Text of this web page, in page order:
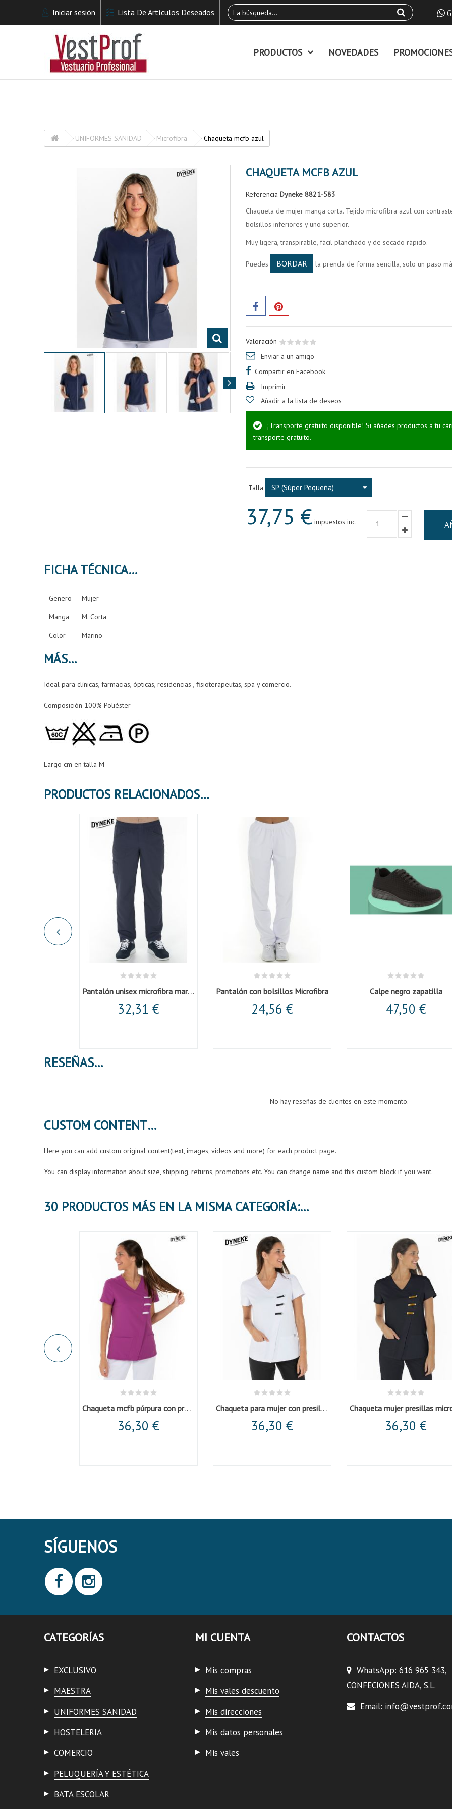
Iniciar sesión Lista De Artículos Deseados
PRODUCTOS NOVEDADES
UNIFORMES SANIDAD Microfibra Chaqueta mcfb azul
CHAQUETA MCFB AZUL
Referencia Dyneke 8821-583
Chaqueta de mujer manga corta. Tejido microfibra azul con
bolsillos inferiores y uno superior.
Muy ligera, transpirable, fácil planchado y de secado rápido.
Puedes BORDAR la prenda de forma sencilla, solo un paso
Valoración
Enviar a un amigo
Compartir en Facebook
Imprimir
Añadir a la lista de deseos
¡Transporte gratuito disponible! Si añades productos a tu
transporte gratuito.
Talla SP (Súper Pequeña)
37,75 €impuestos inc.
FICHA TÉCNICA
Genero Mujer
Manga M. Corta
Color Marino
MÁS
Ideal para clínicas, farmacias, ópticas, residencias , fisioterapeutas, spa y comercio.
Composición 100% Poliéster
Largo cm en talla M
PRODUCTOS RELACIONADOS
Pantalón unisex microfibra marino
32,31 €
Pantalón con bolsillos Microfibra
24,56 €
Calpe negro zapatilla
47,50 €
RESEÑAS
No hay reseñas de clientes en este momento.
CUSTOM CONTENT
Here you can add custom original content(text, images, videos and more) for each product page.
You can display information about size, shipping, returns, promotions etc. You can change name and this custom block if you want.
30 PRODUCTOS MÁS EN LA MISMA CATEGORÍA:
Chaqueta mcfb púrpura con presillas
36,30 €
Chaqueta para mujer con presillas
36,30 € 36,30 €
SÍGUENOS
CATEGORÍAS
EXCLUSIVO
MAESTRA
UNIFORMES SANIDAD
HOSTELERIA
COMERCIO
PELUQUERÍA Y ESTÉTICA
BATA ESCOLAR
MI CUENTA
Mis compras
Mis vales descuento
Mis direcciones
Mis datos personales
Mis vales
CONTACTOS
WhatsApp: 616 965 343,
CONFECIONES AIDA, S.L.
Email: